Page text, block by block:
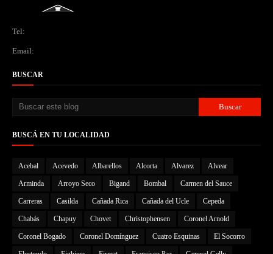
Tel:
Email:
BUSCAR
BUSCÁ EN TU LOCALIDAD
Acebal Acevedo Albarellos Alcorta Alvarez Alvear
Arminda Arroyo Seco Bigand Bombal Carmen del Sauce
Carreras Casilda Cañada Rica Cañada del Ucle Cepeda
Chabás Chapuy Chovet Christophensen Coronel Arnold
Coronel Bogado Coronel Domínguez Cuatro Esquinas El Socorro